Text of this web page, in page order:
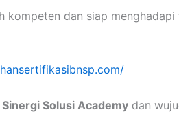
kompeten dan siap
Sinergi Solusi Academy dan